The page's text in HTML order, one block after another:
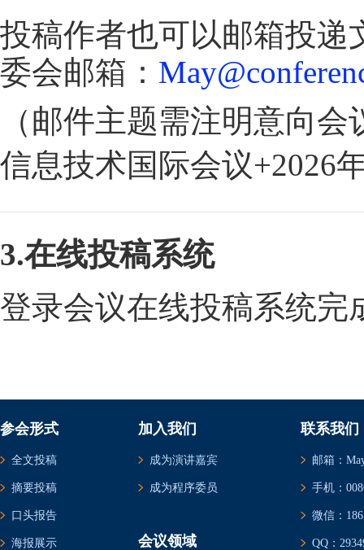
投稿作者也可以邮箱投递
委会邮箱：
（邮件主题需注明意向
信息技术国际会议+2026
3.在线投稿系统
登录会议在线投稿系统完
参会形式
全文投稿
摘要投稿
口头报告
海报展示
加入我们
成为演讲嘉宾
成为程序委员
会议领域
联系我们
邮箱：
手机：
微信：
QQ：